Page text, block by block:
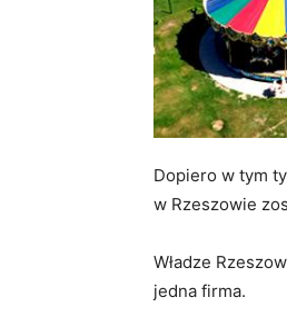
Dopiero w tym
w Rzeszowie
Władze
jedna firma.